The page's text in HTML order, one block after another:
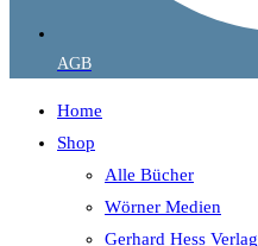
AGB
Home
Shop
Alle Bücher
Wörner Medien
Gerhard Hess Verlag